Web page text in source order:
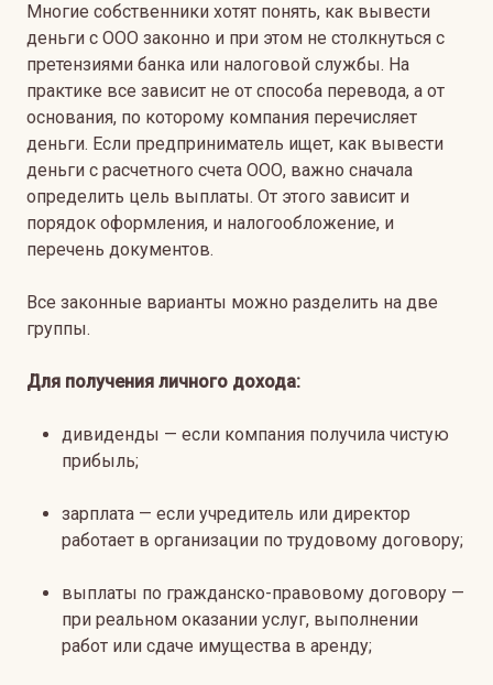
Многие собственники хотят понять, как вывести
деньги с ООО законно и при этом не столкнуться с
претензиями банка или налоговой службы. На
практике все зависит не от способа перевода, а от
основания, по которому компания перечисляет
деньги. Если предприниматель ищет, как вывести
деньги с расчетного счета ООО, важно сначала
определить цель выплаты. От этого зависит и
порядок оформления, и налогообложение, и
перечень документов.
Все законные варианты можно разделить на две
группы.
Для получения личного дохода:
дивиденды — если компания получила чистую
прибыль;
зарплата — если учредитель или директор
работает в организации по трудовому договору;
выплаты по гражданско-правовому договору —
при реальном оказании услуг, выполнении
работ или сдаче имущества в аренду;